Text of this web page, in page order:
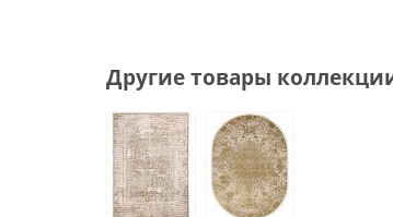
Другие товары